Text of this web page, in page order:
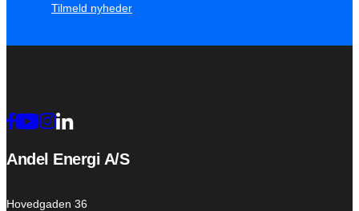
Tilmeld nyheder
Andel Energi A/S
Hovedgaden 36